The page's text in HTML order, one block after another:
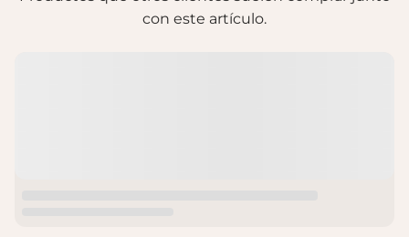
con este artículo.